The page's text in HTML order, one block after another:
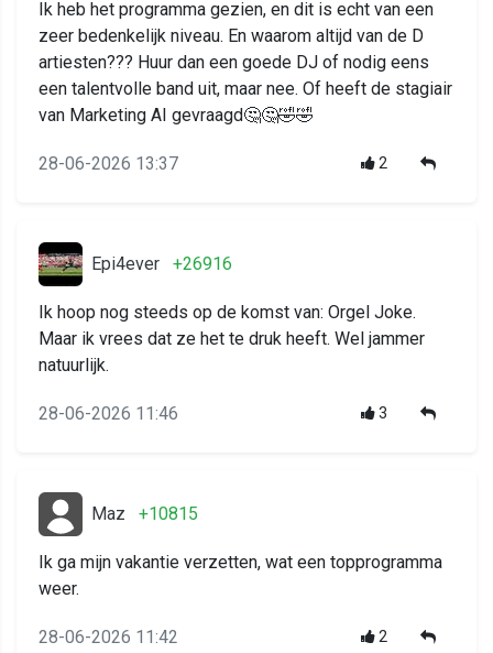
Ik heb het programma gezien, en dit is echt van een
zeer bedenkelijk niveau. En waarom altijd van de D
artiesten??? Huur dan een goede DJ of nodig eens
een talentvolle band uit, maar nee. Of heeft de stagiair
van Marketing AI gevraagd🤔🤔🤣🤣
28-06-2026 13:37 2
Epi4ever +26916
Ik hoop nog steeds op de komst van: Orgel Joke.
Maar ik vrees dat ze het te druk heeft. Wel jammer
natuurlijk.
28-06-2026 11:46 3
Maz +10815
Ik ga mijn vakantie verzetten, wat een topprogramma
weer.
28-06-2026 11:42 2